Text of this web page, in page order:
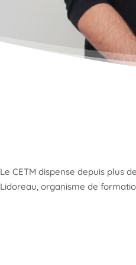
Le CETM dispense depuis plus
Lidoreau, organisme de